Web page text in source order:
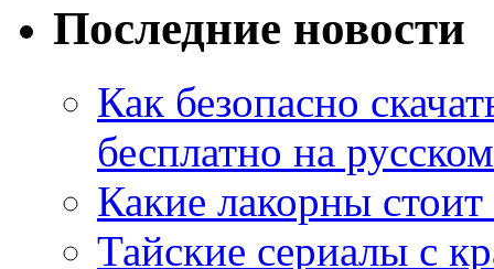
Последние новости
Как безопасно
бесплатно на
Какие лакорны
Тайские сериалы с